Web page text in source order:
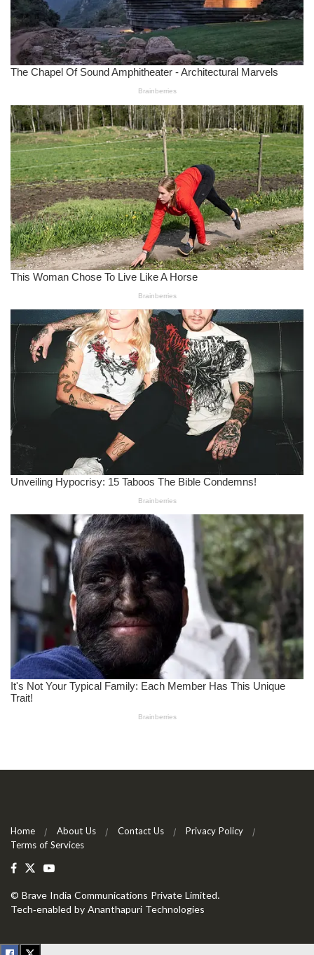
Home About Us Contact Us
Privacy Policy
Terms of Services
© Brave India Communications Private Limited.
Tech-enabled by Ananthapuri Technologies